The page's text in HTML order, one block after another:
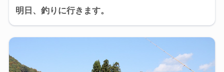
明日、釣りに行きます。